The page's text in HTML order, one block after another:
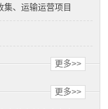
集、运输运营项目
更多>>
更多>>